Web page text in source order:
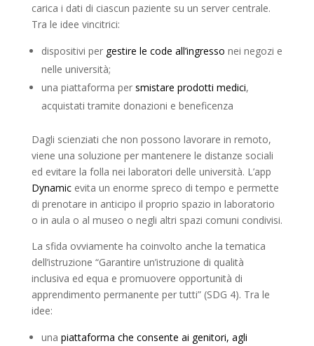
carica i dati di ciascun paziente su un server centrale.
Tra le idee vincitrici:
dispositivi pergestire le code all’ingresso nei negozi e
nelle università;
una piattaforma per smistare prodotti medici,
acquistati tramite donazioni e beneficenza
Dagli scienziati che non possono lavorare in remoto,
viene una soluzione per mantenere le distanze sociali
ed evitare la folla nei laboratori delle università. L’app
Dynamic evita un enorme spreco di tempo e permette
di prenotare in anticipo il proprio spazio in laboratorio
o in aula o al museo o negli altri spazi comuni condivisi.
La sfida ovviamente ha coinvolto anche la tematica
dell’istruzione “Garantire un’istruzione di qualità
inclusiva ed equa e promuovere opportunità di
apprendimento permanente per tutti” (SDG 4). Tra le
idee:
una piattaforma che consente ai genitori, agli